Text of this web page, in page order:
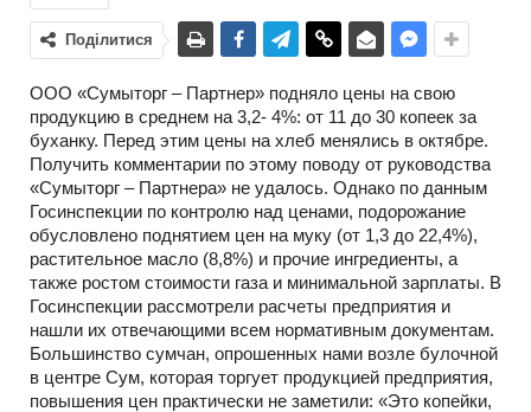
Поділитися
ООО «Сумыторг – Партнер» подняло цены на свою
продукцию в среднем на 3,2- 4%: от 11 до 30 копеек за
буханку. Перед этим цены на хлеб менялись в октябре.
Получить комментарии по этому поводу от руководства
«Сумыторг – Партнера» не удалось. Однако по данным
Госинспекции по контролю над ценами, подорожание
обусловлено поднятием цен на муку (от 1,3 до 22,4%),
растительное масло (8,8%) и прочие ингредиенты, а
также ростом стоимости газа и минимальной зарплаты. В
Госинспекции рассмотрели расчеты предприятия и
нашли их отвечающими всем нормативным документам.
Большинство сумчан, опрошенных нами возле булочной
в центре Сум, которая торгует продукцией предприятия,
повышения цен практически не заметили: «Это копейки,